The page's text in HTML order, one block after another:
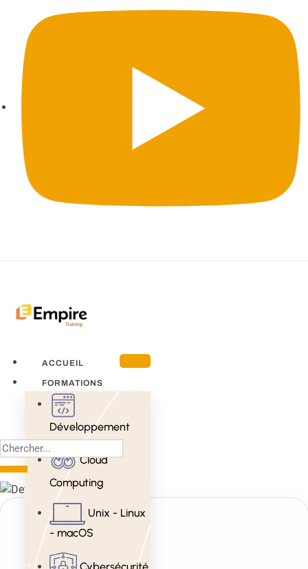
ACCUEIL
FORMATIONS
Développement
Cloud
Computing
Unix - Linux
- macOS